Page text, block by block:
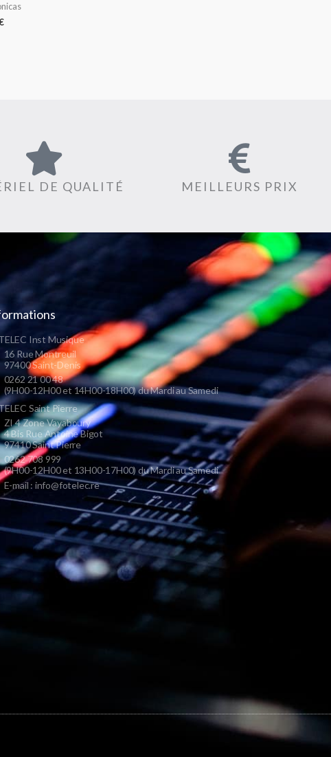
DE QUALITÉ MEILLEURS PRIX
Inst Musique
16 Rue Montreuil
97400 Saint-Denis
0262 21 00 48
(9H00-12H00 et 14H00-18H00) du Mardi au Samedi
Saint Pierre
ZI 4 Zone Vayaboury
4 Bis Rue Antoine Bigot
97410 Saint Pierre
0262 708 999
(9H00-12H00 et 13H00-17H00) du Mardi au Samedi
E-mail : info@fotelec.re